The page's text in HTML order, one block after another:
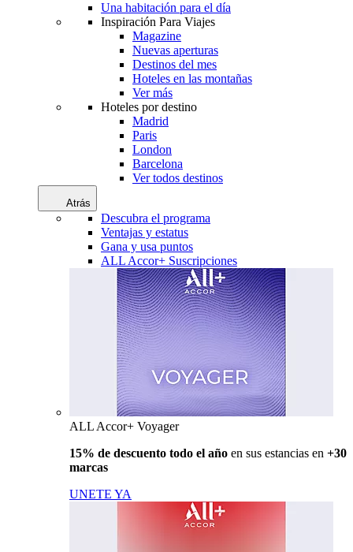
Una habitación para el día
Inspiración Para Viajes
Magazine
Nuevas aperturas
Destinos del mes
Hoteles en las montañas
Ver más
Hoteles por destino
Madrid
Paris
London
Barcelona
Ver todos destinos
Atrás
Descubra el programa
Ventajas y estatus
Gana y usa puntos
ALL Accor+ Suscripciones
ALL Accor+ Voyager
15% de descuento todo el año en sus estancias en +30
marcas
UNETE YA